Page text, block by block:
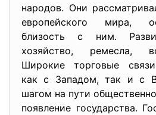
народов. Они
европейского мира,
близость с ним.
хозяйство, ремесла,
Широкие торговые
как с Западом, так и с
шагом на пути
появление государства.